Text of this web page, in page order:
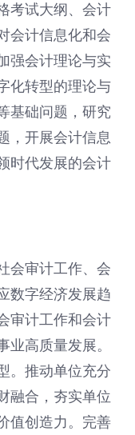
考试大纲、会计
会计信息化和会
强会计理论与实
化转型的理论与
基础问题，研究
，开展会计信息
时代发展的会计
会审计工作、会
数字经济发展趋
审计工作和会计
业高质量发展。
。推动单位充分
融合，夯实单位
值创造力。完善